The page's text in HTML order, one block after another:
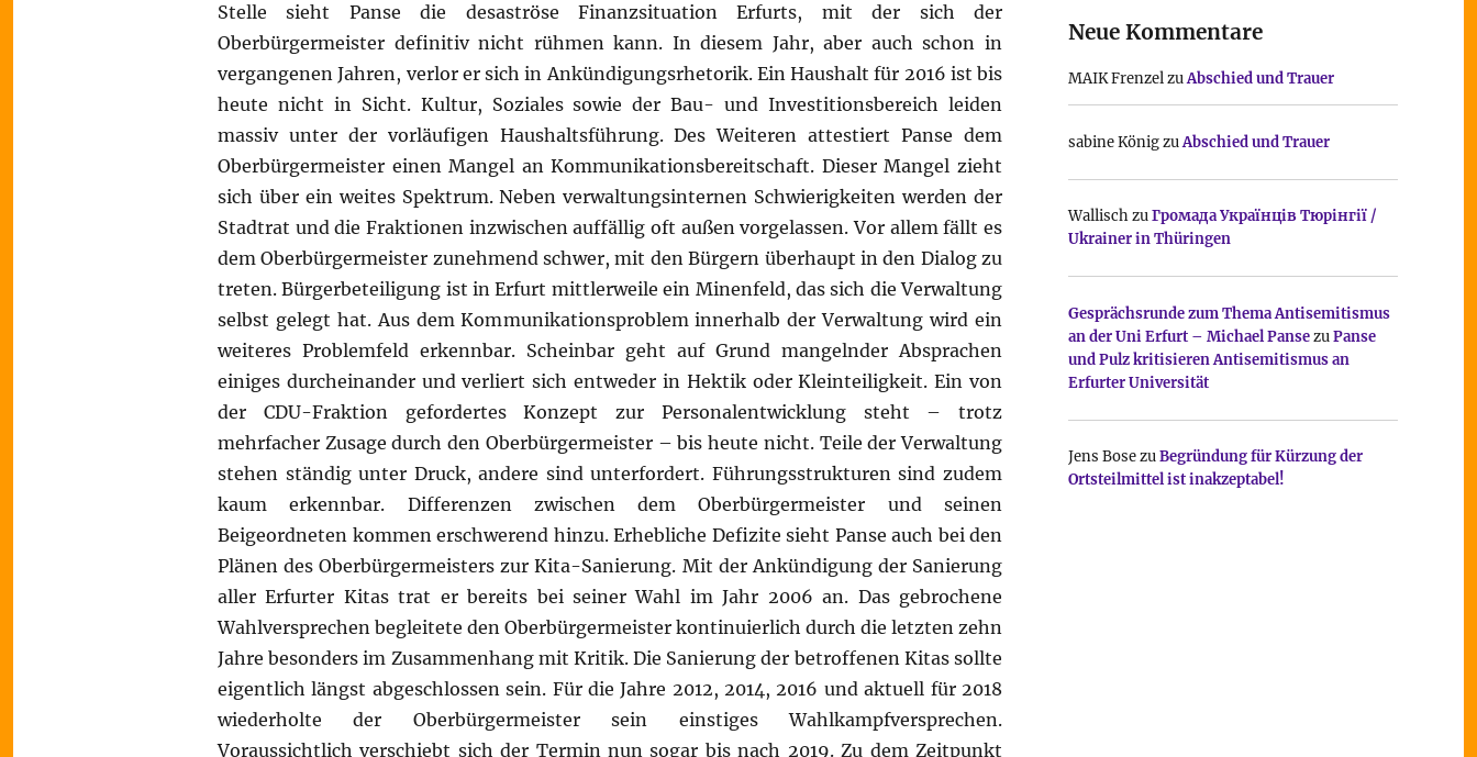
Stelle sieht Panse die desaströse Finanzsituation Erfurts, mit der sich der
Oberbürgermeister definitiv nicht rühmen kann. In diesem Jahr, aber auch schon in
vergangenen Jahren, verlor er sich in Ankündigungsrhetorik. Ein Haushalt für 2016 ist bis
heute nicht in Sicht. Kultur, Soziales sowie der Bau- und Investitionsbereich leiden
massiv unter der vorläufigen Haushaltsführung. Des Weiteren attestiert Panse dem
Oberbürgermeister einen Mangel an Kommunikationsbereitschaft. Dieser Mangel zieht
sich über ein weites Spektrum. Neben verwaltungsinternen Schwierigkeiten werden der
Stadtrat und die Fraktionen inzwischen auffällig oft außen vorgelassen. Vor allem fällt es
dem Oberbürgermeister zunehmend schwer, mit den Bürgern überhaupt in den Dialog zu
treten. Bürgerbeteiligung ist in Erfurt mittlerweile ein Minenfeld, das sich die Verwaltung
selbst gelegt hat. Aus dem Kommunikationsproblem innerhalb der Verwaltung wird ein
weiteres Problemfeld erkennbar. Scheinbar geht auf Grund mangelnder Absprachen
einiges durcheinander und verliert sich entweder in Hektik oder Kleinteiligkeit. Ein von
der CDU-Fraktion gefordertes Konzept zur Personalentwicklung steht – trotz
mehrfacher Zusage durch den Oberbürgermeister – bis heute nicht. Teile der Verwaltung
stehen ständig unter Druck, andere sind unterfordert. Führungsstrukturen sind zudem
kaum erkennbar. Differenzen zwischen dem Oberbürgermeister und seinen
Beigeordneten kommen erschwerend hinzu. Erhebliche Defizite sieht Panse auch bei den
Plänen des Oberbürgermeisters zur Kita-Sanierung. Mit der Ankündigung der Sanierung
aller Erfurter Kitas trat er bereits bei seiner Wahl im Jahr 2006 an. Das gebrochene
Wahlversprechen begleitete den Oberbürgermeister kontinuierlich durch die letzten zehn
Jahre besonders im Zusammenhang mit Kritik. Die Sanierung der betroffenen Kitas sollte
eigentlich längst abgeschlossen sein. Für die Jahre 2012, 2014, 2016 und aktuell für 2018
wiederholte der Oberbürgermeister sein einstiges Wahlkampfversprechen.
Voraussichtlich verschiebt sich der Termin nun sogar bis nach 2019. Zu dem Zeitpunkt
Neue Kommentare
MAIK FrenzelzuAbschied und Trauer
sabine KönigzuAbschied und Trauer
WallischzuГромада Українців Тюрінгії /
Ukrainer in Thüringen
Gesprächsrunde zum Thema Antisemitismus
an der Uni Erfurt – Michael PansezuPanse
und Pulz kritisieren Antisemitismus an
Erfurter Universität
Jens BosezuBegründung für Kürzung der
Ortsteilmittel ist inakzeptabel!